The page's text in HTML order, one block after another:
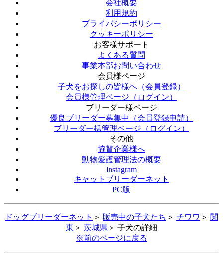
会社概要
利用規約
プライバシーポリシー
クッキーポリシー
お客様サポート
よくある質問
事業本部お問い合わせ
会員様ページ
子犬をお探しの皆様へ（会員登録）
会員様管理ページ（ログイン）
ブリーダー様ページ
優良ブリーダー募集中（会員登録申請）
ブリーダー様管理ページ（ログイン）
その他
協賛企業様へ
動物愛護管理法の概要
Instagram
キャットブリーダーネット
PC版
ドッグブリーダーネット ＞ 販売中の子犬たち ＞ チワワ ＞ 関
東 ＞ 茨城県 ＞ 子犬の詳細
※前のページに戻る